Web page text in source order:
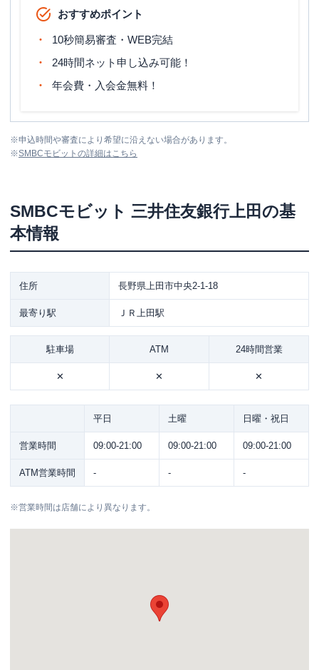
おすすめポイント
10秒簡易審査・WEB完結
24時間ネット申し込み可能！
年会費・入会金無料！
※申込時間や審査により希望に沿えない場合があります。
※SMBCモビット の詳細はこちら
SMBCモビット 三井住友銀行上田 の基
本情報
住所 長野県上田市中央2-1-18
最寄り駅 ＪＲ上田駅
駐車場 ATM 24時間営業
✕ ✕ ✕
平日 土曜 日曜・祝日
営業時間 09:00-21:00 09:00-21:00 09:00-21:00
ATM営業時間 - - -
※営業時間は店舗により異なります。